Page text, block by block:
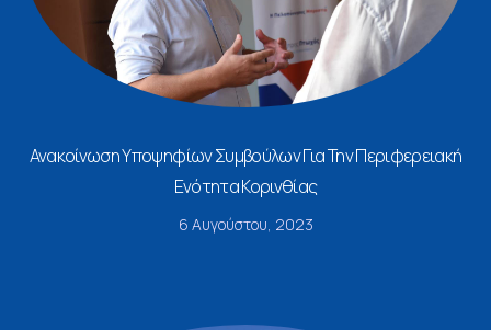
Ανακοίνωση Υποψηφίων Συμβούλων Για Την Περιφερειακή
Ενότητα Κορινθίας
6 Αυγούστου, 2023